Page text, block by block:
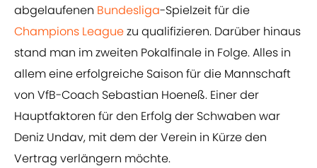
abgelaufenen Bundesliga-Spielzeit für die
Champions Leaguezu qualifizieren. Darüber hinaus
stand man im zweiten Pokalfinale in Folge. Alles in
allem eine erfolgreiche Saison für die Mannschaft
von VfB-Coach Sebastian Hoeneß. Einer der
Hauptfaktoren für den Erfolg der Schwaben war
Deniz Undav, mit dem der Verein in Kürze den
Vertrag verlängern möchte.